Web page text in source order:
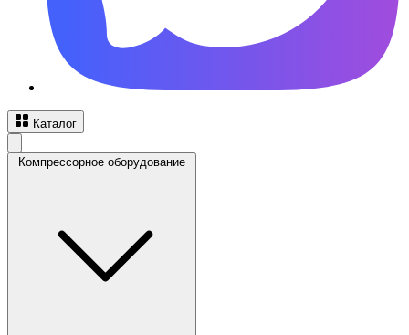
Каталог
Компрессорное оборудование